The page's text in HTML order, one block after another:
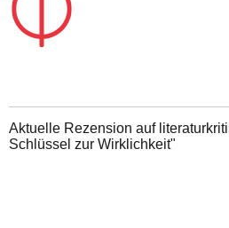
Aktuelle Rezension auf
Schlüssel zur Wirklichkeit"